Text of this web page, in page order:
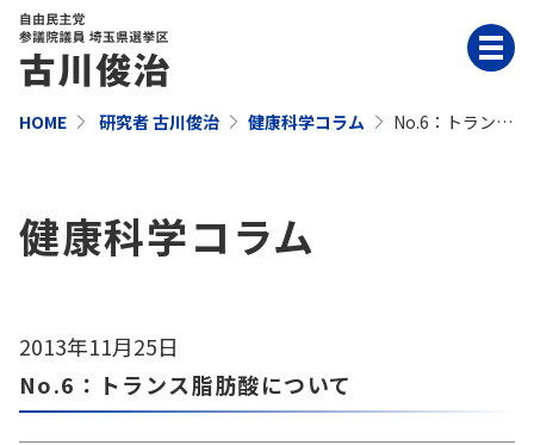
HOME 研究者 古川俊治 健康科学コラム No.6：トランス
健康科学コラム
2013年11月25日
No.6：トランス脂肪酸について